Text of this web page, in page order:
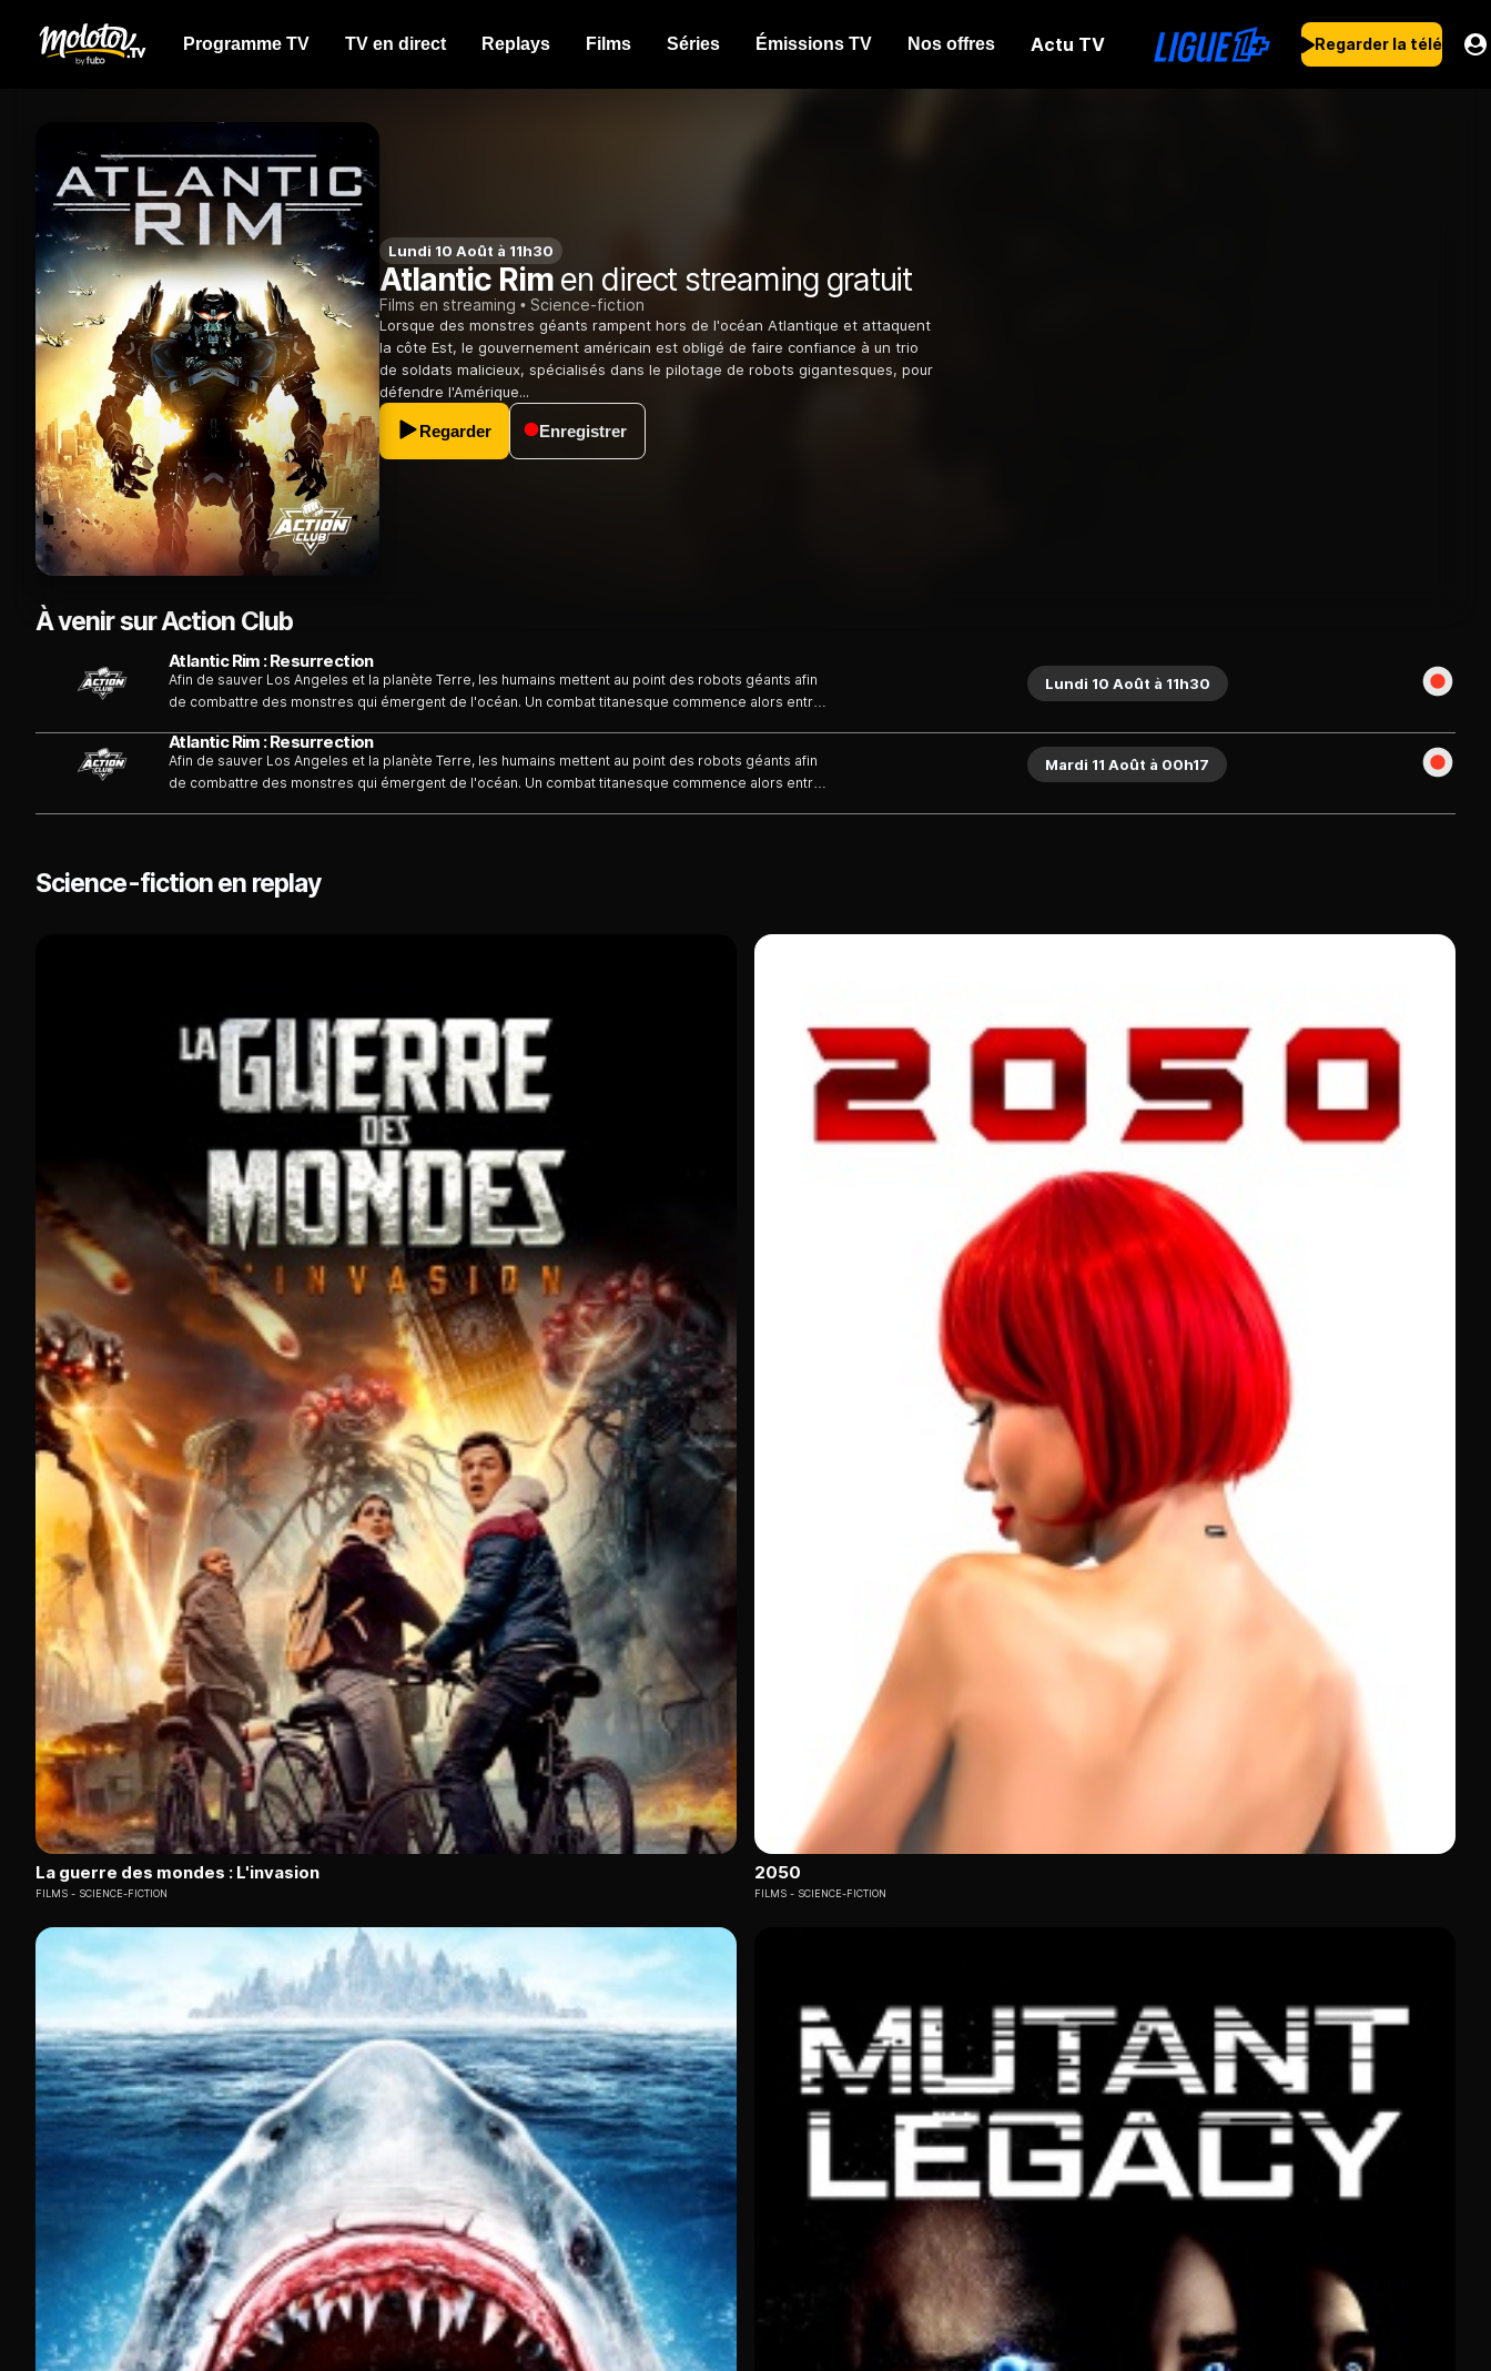
Programme TV TV en direct Replays Films Séries Émissions TV Nos offres Actu TV Regarder la télé
Lundi 10 Août à 11h30
Atlantic Rimen direct streaming gratuit
Films en streaming Science-fiction
Lorsque des monstres géants rampent hors de l'océan Atlantique et attaquent
la côte Est, le gouvernement américain est obligé de faire confiance à un trio
de soldats malicieux, spécialisés dans le pilotage de robots gigantesques, pour
défendre l'Amérique...
Regarder Enregistrer
À venir sur Action Club
Atlantic Rim : Resurrection
Afin de sauver Los Angeles et la planète Terre, les humains mettent au point des robots géants afin
de combattre des monstres qui émergent de l'océan. Un combat titanesque commence alors entre
Lundi 10 Août à 11h30
Atlantic Rim : Resurrection
Afin de sauver Los Angeles et la planète Terre, les humains mettent au point des robots géants afin
de combattre des monstres qui émergent de l'océan. Un combat titanesque commence alors entre
Mardi 11 Août à 00h17
Science-fiction en replay
La guerre des mondes : L'invasion
FILMS SCIENCE-FICTION
2050
FILMS SCIENCE-FICTION